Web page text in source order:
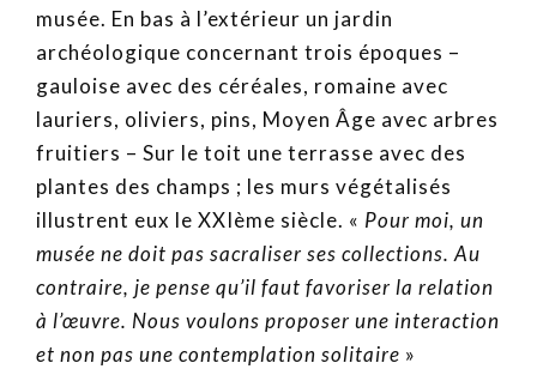
musée. En bas à l’extérieur un jardin
archéologique concernant trois époques –
gauloise avec des céréales, romaine avec
lauriers, oliviers, pins, Moyen Âge avec arbres
fruitiers – Sur le toit une terrasse avec des
plantes des champs ; les murs végétalisés
illustrent eux le XXIème siècle. « Pour moi, un
musée ne doit pas sacraliser ses collections. Au
contraire, je pense qu’il faut favoriser la relation
à l’œuvre. Nous voulons proposer une interaction
et non pas une contemplation solitaire »